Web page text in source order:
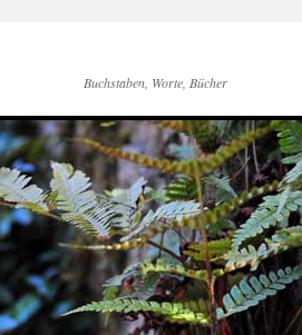
Buchstaben, Worte, Bücher